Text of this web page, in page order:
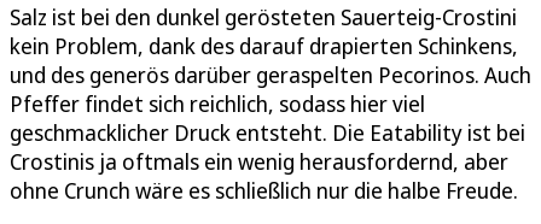
Salz ist bei den dunkel gerösteten Sauerteig-Crostini
kein Problem, dank des darauf drapierten Schinkens,
und des generös darüber geraspelten Pecorinos. Auch
Pfeffer findet sich reichlich, sodass hier viel
geschmacklicher Druck entsteht. Die Eatability ist bei
Crostinis ja oftmals ein wenig herausfordernd, aber
ohne Crunch wäre es schließlich nur die halbe Freude.